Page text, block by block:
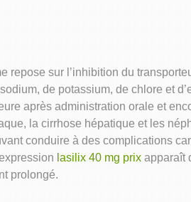
sur l’inhibition du
de potassium, de chlore et
après administration orale et
la cirrhose hépatique et les
conduire à des complications
lasilix 40 mg prix apparaît
prolongé.